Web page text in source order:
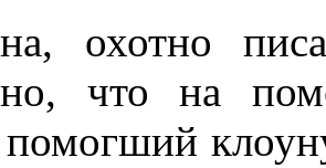
охотно
что на